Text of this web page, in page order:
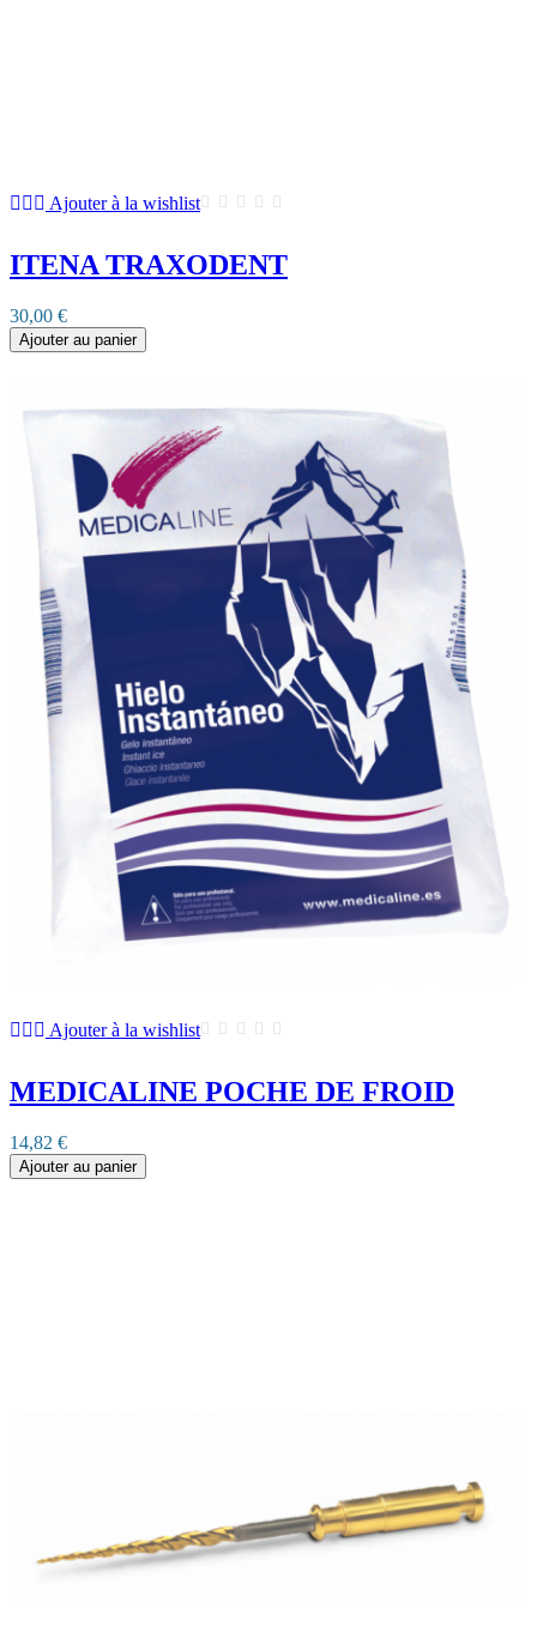
Ajouter à la wishlist
ITENA TRAXODENT
30,00 €
Ajouter au panier
Ajouter à la wishlist
MEDICALINE POCHE DE FROID
14,82 €
Ajouter au panier